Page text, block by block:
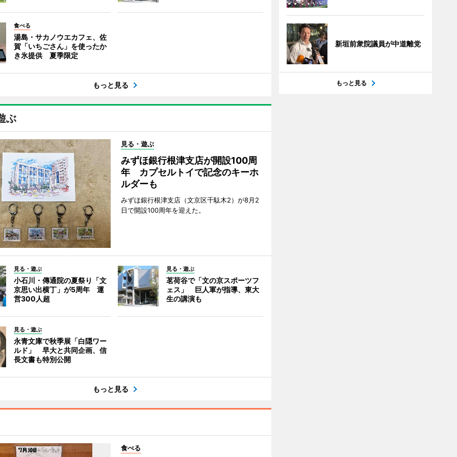
食べる
湯島・サカノウエカフェ、佐
賀「いちごさん」を使ったか
き氷提供 夏季限定
もっと見る
ぶ
見る・遊ぶ
みずほ銀行根津支店が開設100周
年 カプセルトイで記念のキーホ
ルダーも
みずほ銀行根津支店（文京区千駄木2）が8月2
日で開設100周年を迎えた。
見る・遊ぶ
小石川・傳通院の夏祭り「文
京思い出横丁」が5周年 運
営300人超
見る・遊ぶ
茗荷谷で「文の京スポーツフ
ェス」 巨人軍が指導、東大
生の講演も
見る・遊ぶ
永青文庫で秋季展「白隠ワー
ルド」 早大と共同企画、信
長文書も特別公開
もっと見る
食べる
新垣前衆院議員が中道離党
もっと見る